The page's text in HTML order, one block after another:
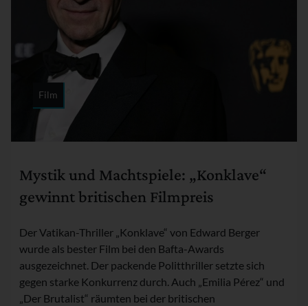
Mystik und Machtspiele: „Konklave“
gewinnt britischen Filmpreis
Der Vatikan-Thriller „Konklave“ von Edward Berger
wurde als bester Film bei den Bafta-Awards
ausgezeichnet. Der packende Politthriller setzte sich
gegen starke Konkurrenz durch. Auch „Emilia Pérez“ und
„Der Brutalist“ räumten bei der britischen
Film